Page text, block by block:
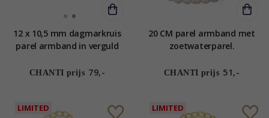
12 x 10,5 mm dagmarkruis
parel armband in verguld
CHANTI prijs 79,-
20 CM parel armband met
zoetwaterparel.
CHANTI prijs 51,-
LIMITED LIMITED